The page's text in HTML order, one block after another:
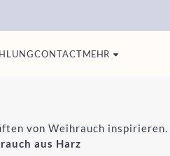
CONTACTMEHR
von Weihrauch
aus Harz